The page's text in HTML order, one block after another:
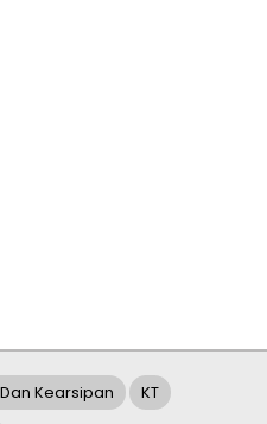
Kearsipan KT